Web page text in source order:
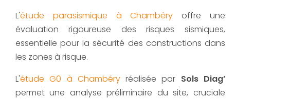
L'étude parasismique à Chambéry offre une
évaluation rigoureuse des risques sismiques,
essentielle pour la sécurité des constructions dans
les zones à risque.
L'étude G0 à Chambéryréalisée par Sols Diag’
permet une analyse préliminaire du site, cruciale